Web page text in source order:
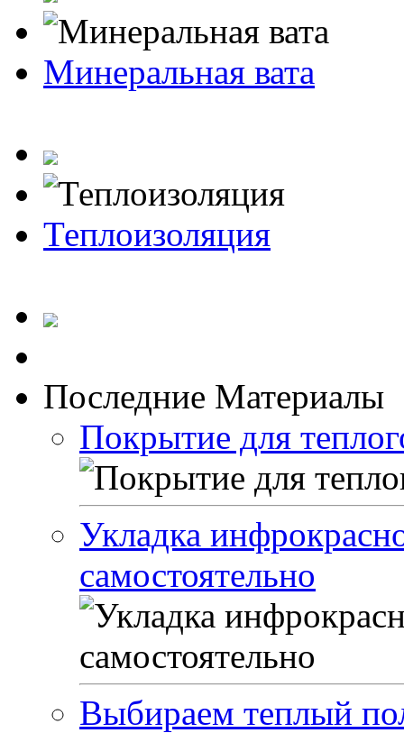
Минеральная вата
Теплоизоляция
Последние Материалы
Покрытие для
Укладка
самостоятельно
Выбираем теплый